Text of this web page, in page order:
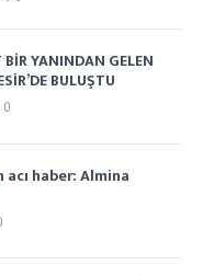
YANINDAN GELEN
BULUŞTU
0
haber: Almina